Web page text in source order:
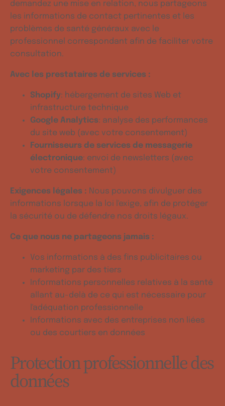
demandez une mise en relation, nous partageons
les informations de contact pertinentes et les
problèmes de santé généraux avec le
professionnel correspondant afin de faciliter votre
consultation.
Avec les prestataires de services :
Shopify: hébergement de sites Web et
infrastructure technique
Google Analytics: analyse des performances
du site web (avec votre consentement)
Fournisseurs de services de messagerie
électronique: envoi de newsletters (avec
votre consentement)
Exigences légales : Nous pouvons divulguer des
informations lorsque la loi l'exige, afin de protéger
la sécurité ou de défendre nos droits légaux.
Ce que nous ne partageons jamais :
Vos informations à des fins publicitaires ou
marketing par des tiers
Informations personnelles relatives à la santé
allant au-delà de ce qui est nécessaire pour
l'adéquation professionnelle
Informations avec des entreprises non liées
ou des courtiers en données
Protection professionnelle des
données